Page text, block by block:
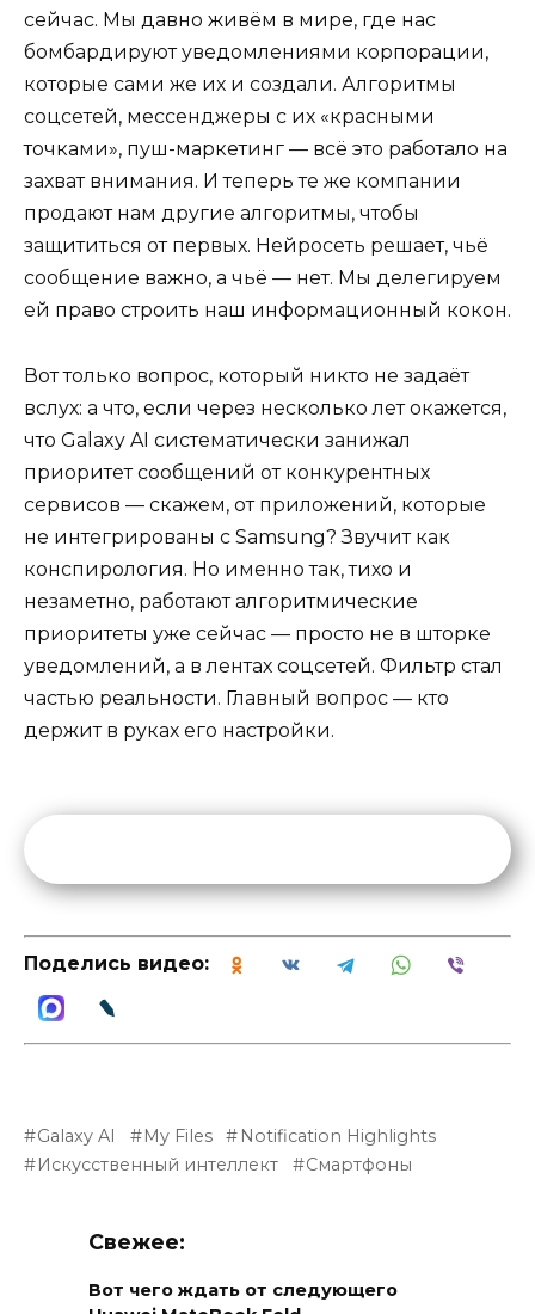
сейчас. Мы давно живём в мире, где нас
бомбардируют уведомлениями корпорации,
которые сами же их и создали. Алгоритмы
соцсетей, мессенджеры с их «красными
точками», пуш-маркетинг — всё это работало на
захват внимания. И теперь те же компании
продают нам другие алгоритмы, чтобы
защититься от первых. Нейросеть решает, чьё
сообщение важно, а чьё — нет. Мы делегируем
ей право строить наш информационный кокон.
Вот только вопрос, который никто не задаёт
вслух: а что, если через несколько лет окажется,
что Galaxy AI систематически занижал
приоритет сообщений от конкурентных
сервисов — скажем, от приложений, которые
не интегрированы с Samsung? Звучит как
конспирология. Но именно так, тихо и
незаметно, работают алгоритмические
приоритеты уже сейчас — просто не в шторке
уведомлений, а в лентах соцсетей. Фильтр стал
частью реальности. Главный вопрос — кто
держит в руках его настройки.
Поделись видео:
Galaxy AI My Files
Notification Highlights
Искусственный интеллект
Смартфоны
Свежее:
Вот чего ждать от следующего